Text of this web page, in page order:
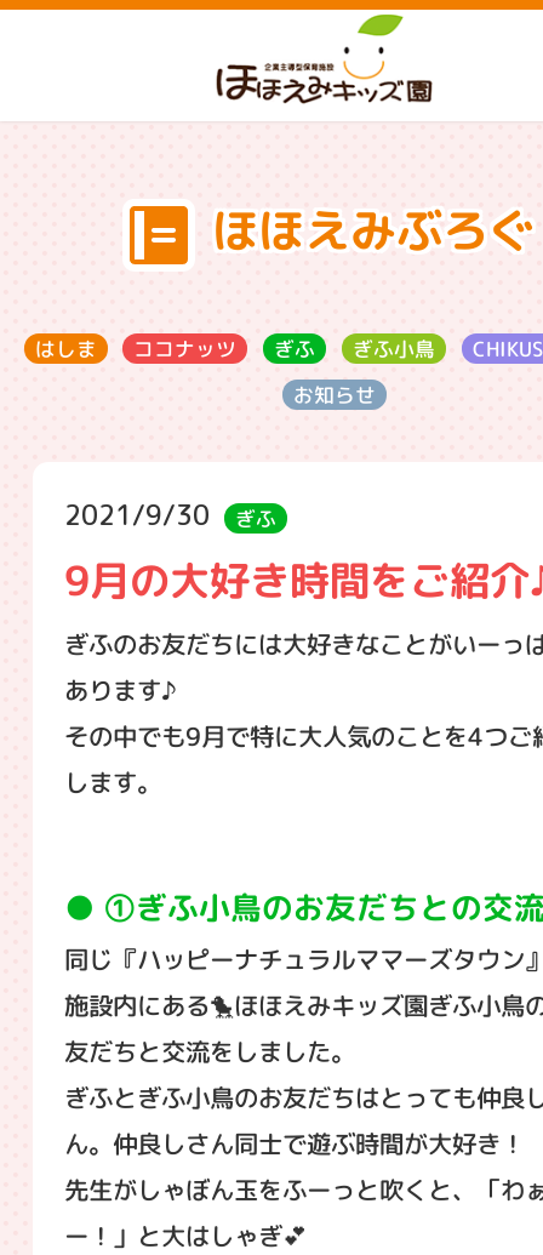
ほほえみぶろぐ
はしま ココナッツ ぎふ ぎふ小鳥
お知らせ
2021/9/30 ぎふ
9月の大好き時間をご紹介
ぎふのお友だちには大好きなことがいーっ
あります♪
その中でも9月で特に大人気のことを4つご
します。
①ぎふ小鳥のお友だちとの交
同じ『ハッピーナチュラルママーズタウン
施設内にある🐤ほほえみキッズ園ぎふ小鳥
友だちと交流をしました。
ぎふとぎふ小鳥のお友だちはとっても仲良
ん。仲良しさん同士で遊ぶ時間が大好き！
先生がしゃぼん玉をふーっと吹くと、「わ
ー！」と大はしゃぎ💕